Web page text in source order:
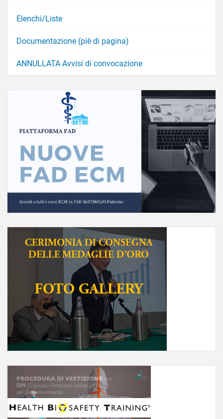
Elenchi/Liste
Documentazione (piè di pagina)
ANNULLATA Avvisi di convocazione